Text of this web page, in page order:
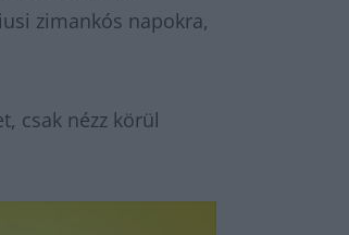
zimankós napokra,
csak nézz körül